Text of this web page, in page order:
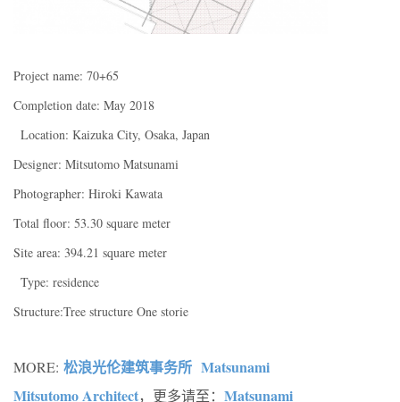
Project name: 70+65
Completion date: May 2018
Location: Kaizuka City, Osaka, Japan
Designer: Mitsutomo Matsunami
Photographer: Hiroki Kawata
Total floor: 53.30 square meter
Site area: 394.21 square meter
Type: residence
Structure:Tree structure One storie
MORE: 松浪光伦建筑事务所 Matsunami
Mitsutomo Architect，更多请至： Matsunami